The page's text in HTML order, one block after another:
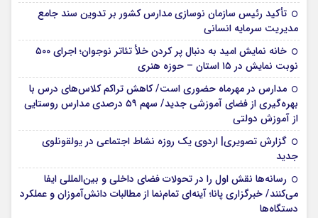
تأکید رئیس سازمان نوسازی مدارس کشور بر تدوین سند جامع
مدیریت سرمایه انسانی
خانه نمایش امید به دنبال پر کردن خلأ تئاتر نوجوان؛ اجرای ۵۰۰
نوبت نمایش در ۱۵ استان – حوزه هنری
مدارس در مهرماه حضوری است/ کاهش تراکم کلاس‌های درس با
بهره‌گیری از فضای آموزشی جدید/ سهم ۵۹ درصدی مدارس روستایی
از آموزش دولتی
گزارش تصویری| اردوی یک روزه نشاط اجتماعی در یولقونلوی
جدید
رسانه‌ها نقش اول را در تحولات فضای داخلی و بین‌المللی ایفا
می‌کنند/ خبرگزاری پانا؛ آینه‌ای تمام‌نما از مطالبات دانش‌آموزان و عملکرد
دستگاه‌ها